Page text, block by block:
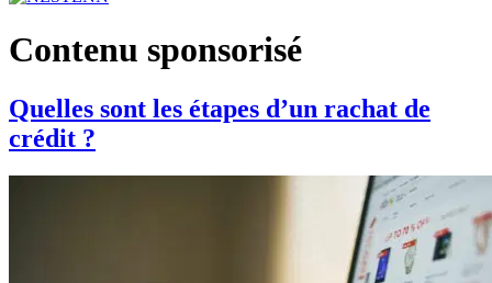
Contenu sponsorisé
Quelles sont les étapes d’un rachat de
crédit ?